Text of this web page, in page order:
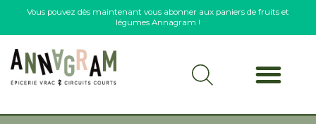
Vous pouvez dès maintenant vous abonner aux paniers de fruits et
légumes Annagram !